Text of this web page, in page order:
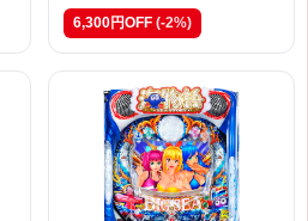
6,300円OFF (-2%)